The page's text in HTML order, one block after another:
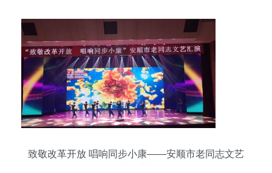
致敬改革开放 唱响同步小康——安顺市老同志文艺